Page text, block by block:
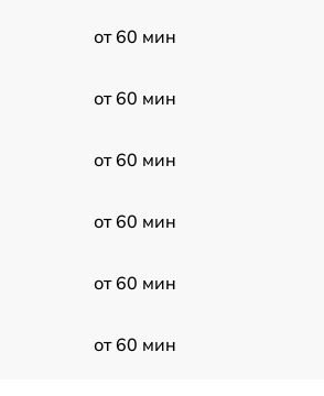
от 60 мин
от 60 мин
от 60 мин
от 60 мин
от 60 мин
от 60 мин